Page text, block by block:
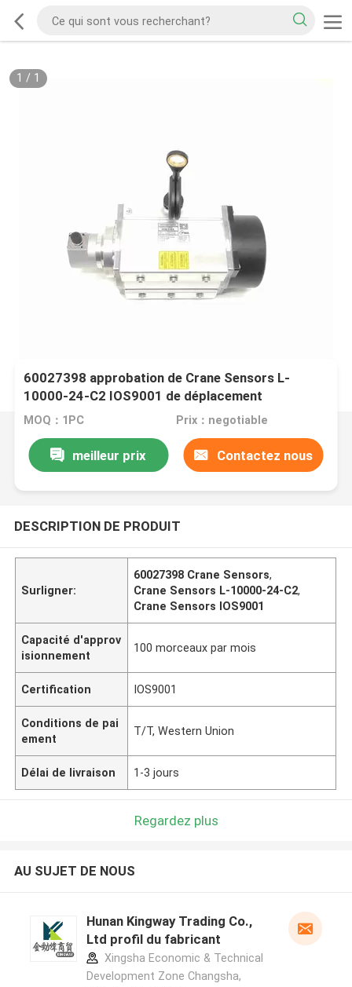
1 / 1
60027398 approbation de Crane Sensors L-
10000-24-C2 IOS9001 de déplacement
MOQ：1PC Prix：negotiable
meilleur prix Contactez nous
DESCRIPTION DE PRODUIT
Surligner:
60027398 Crane Sensors,
Crane Sensors L-10000-24-C2,
Crane Sensors IOS9001
Capacité d'approv
isionnement
100 morceaux par mois
Certification IOS9001
Conditions de pai
ement
T/T, Western Union
Délai de livraison 1-3 jours
Regardez plus
AU SUJET DE NOUS
Hunan Kingway Trading Co.,
Ltd profil du fabricant
Xingsha Economic & Technical
Development Zone Changsha,